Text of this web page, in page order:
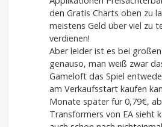
den Gratis Charts oben zu
meistens Geld über viel zu
verdienen!
Aber leider ist es bei
genauso, man weiß zwar
Gameloft das Spiel
am Verkaufsstart kaufen
Monate später für 0,79€,
Transformers von EA sieht